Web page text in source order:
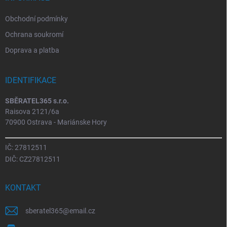
Obchodní podmínky
Ochrana soukromí
Doprava a platba
IDENTIFIKACE
SBĚRATEL365 s.r.o.
Raisova 2121/6a
70900 Ostrava - Mariánske Hory
IČ: 27812511
DIČ: CZ27812511
KONTAKT
sberatel365@email.cz